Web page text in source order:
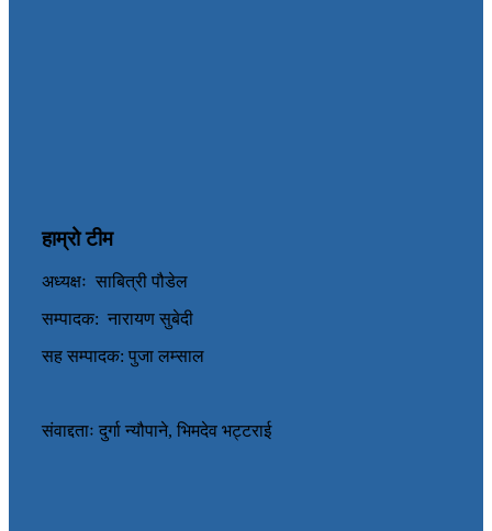
हाम्रो टीम
अध्यक्षः साबित्री पौडेल
सम्पादक: नारायण सुबेदी
सह सम्पादक: पुजा लम्साल
संवाद्दताः दुर्गा न्यौपाने, भिमदेव भट्टराई